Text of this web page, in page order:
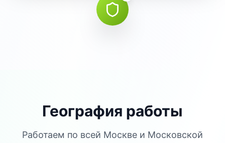
География работы
Работаем по всей Москве и Московской